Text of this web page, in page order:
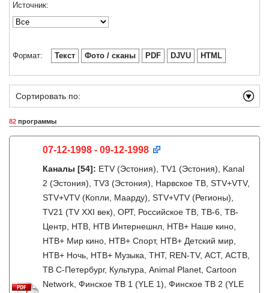
Источник:
Формат: Текст Фото / сканы PDF DJVU HTML
Сортировать по:
82 программы
07-12-1998 - 09-12-1998
Каналы [54]: ETV (Эстония), TV1 (Эстония), Kanal
2 (Эстония), TV3 (Эстония), Нарвское ТВ, STV+VTV,
STV+VTV (Копли, Маарду), STV+VTV (Регионы),
TV21 (TV XXI век), ОРТ, Российское ТВ, ТВ-6, ТВ-
Центр, НТВ, НТВ Интернешнл, НТВ+ Наше кино,
НТВ+ Мир кино, НТВ+ Спорт, НТВ+ Детский мир,
НТВ+ Ночь, НТВ+ Музыка, ТНТ, REN-TV, АСТ, АСТВ,
ТВ С-Петербург, Культура, Animal Planet, Cartoon
Network, Финское ТВ 1 (YLE 1), Финское ТВ 2 (YLE